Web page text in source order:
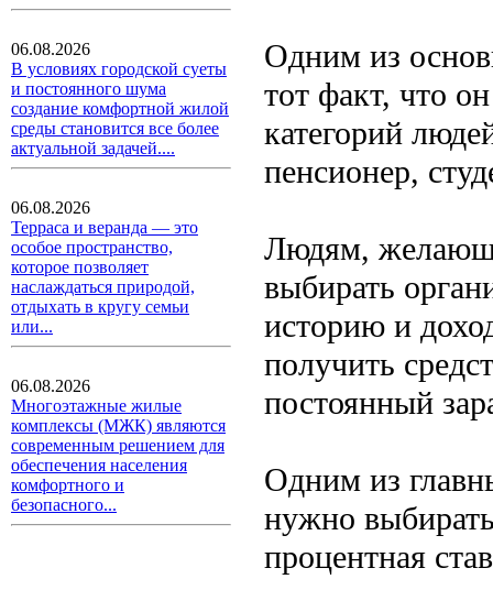
06.08.2026
В условиях городской суеты
и постоянного шума
создание комфортной жилой
среды становится все более
актуальной задачей....
06.08.2026
Терраса и веранда — это
особое пространство,
которое позволяет
наслаждаться природой,
отдыхать в кругу семьи
или...
06.08.2026
Многоэтажные жилые
комплексы (МЖК) являются
современным решением для
обеспечения населения
комфортного и
безопасного...
Одним из
тот факт, что
категорий
пенсионер,
Людям,
выбирать
историю и
получить
постоянный
Одним из
нужно
процентная